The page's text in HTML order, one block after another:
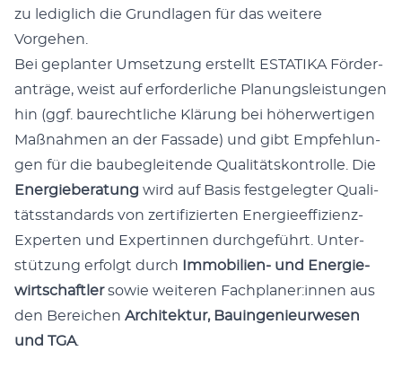
zu ledig­lich die Grund­la­gen für das wei­te­re
Vorgehen.
Bei geplan­ter Umset­zung erstellt ESTATIKA För­der­
an­trä­ge, weist auf erfor­der­li­che Pla­nungs­leis­tun­gen
hin (ggf. bau­recht­li­che Klä­rung bei höher­wer­ti­gen
Maß­nah­men an der Fas­sa­de) und gibt Emp­feh­lun­
gen für die bau­be­glei­ten­de Qua­li­täts­kon­trol­le. Die
Ener­gie­be­ra­tung wird auf Basis fest­ge­leg­ter Qua­li­
täts­stan­dards von zer­ti­fi­zier­ten Ener­gie­ef­fi­zi­enz-
Exper­ten und Exper­tin­nen durch­ge­führt. Unter­
stüt­zung erfolgt durch
Immo­bi­li­en- und Ener­gie­
wirt­schaft­lersowie wei­te­ren Fachplaner:innen aus
den Berei­chen Archi­tek­tur, Bau­in­ge­nieur­we­sen
und TGA.